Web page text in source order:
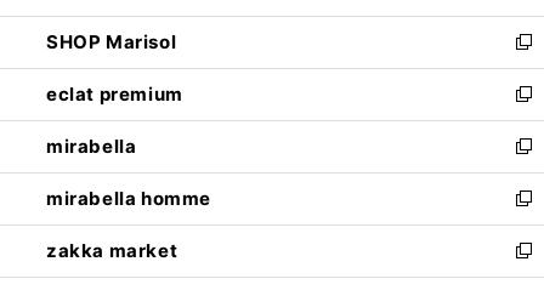
開
く
ウ
で
開
く
ン
ド
ウ
で
開
く
ウ
ィ
ン
ド
ウ
で
開
く
し
い
ウ
ィ
ン
ド
ウ
で
開
く
SHOP Marisol
新
し
い
ウ
ィ
ン
ド
ウ
で
開
eclat premium
新
し
い
ウ
ィ
ン
ド
ウ
mirabella
新
し
い
ウ
ィ
ン
mirabella homme
新
し
い
ウ
zakka market
新
し